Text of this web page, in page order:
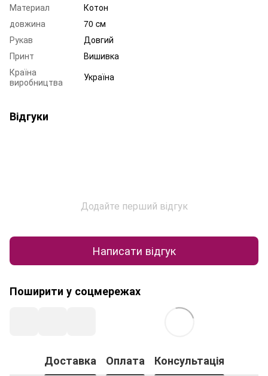
Материал
Котон
довжина
70 cм
Рукав
Довгий
Принт
Вишивка
Країна
виробництва
Україна
Відгуки
Додайте перший відгук
Написати відгук
Поширити у соцмережах
Доставка Оплата Консультація